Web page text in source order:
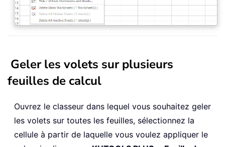
Geler les volets sur plusieurs
feuilles de calcul
Ouvrez le classeur dans lequel vous souhaitez geler
les volets sur toutes les feuilles, sélectionnez la
cellule à partir de laquelle vous voulez appliquer le